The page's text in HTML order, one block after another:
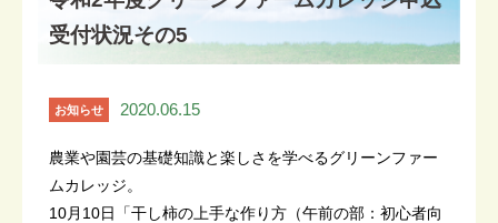
受付状況その5
お知らせ 2020.06.15
農業や園芸の基礎知識と楽しさを学べるグリーンファー
ムカレッジ。
10月10日「干し柿の上手な作り方（午前の部：初心者向